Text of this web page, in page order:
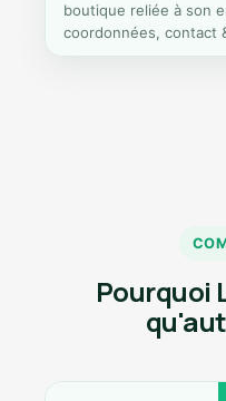
boutique reliée à son
coordonnées, contact
Pourquoi